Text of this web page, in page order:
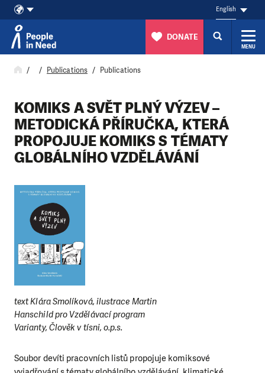
Skip to content
English
DONATE
MENU
Publications Publications
KOMIKS A SVĚT PLNÝ VÝZEV –
METODICKÁ PŘÍRUČKA, KTERÁ
PROPOJUJE KOMIKS S TÉMATY
GLOBÁLNÍHO VZDĚLÁVÁNÍ
text Klára Smolíková, ilustrace Martin
Hanschild pro Vzdělávací program
Varianty, Člověk v tísni, o.p.s.
Soubor devíti pracovních listů propojuje komiksové